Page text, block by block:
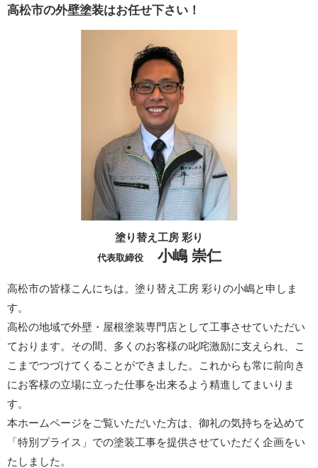
高松市の外壁塗装はお任せ下さい！
塗り替え工房 彩り
代表取締役 小嶋 崇仁
高松市の皆様こんにちは。塗り替え工房 彩りの小嶋と申しま
す。
高松の地域で外壁・屋根塗装専門店として工事させていただい
ております。その間、多くのお客様の叱咤激励に支えられ、こ
こまでつづけてくることができました。これからも常に前向き
にお客様の立場に立った仕事を出来るよう精進してまいりま
す。
本ホームページをご覧いただいた方は、御礼の気持ちを込めて
「特別プライス」での塗装工事を提供させていただく企画をい
たしました。